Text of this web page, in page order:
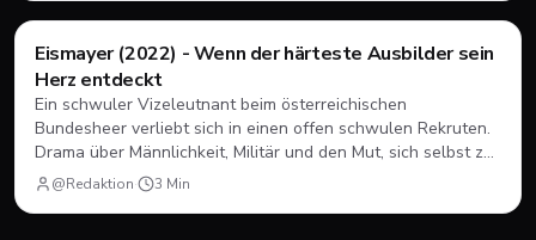
Filme & Serien
Eismayer (2022) - Wenn der härteste Ausbilder sein
Herz entdeckt
Ein schwuler Vizeleutnant beim österreichischen
Bundesheer verliebt sich in einen offen schwulen Rekruten.
Drama über Männlichkeit, Militär und den Mut, sich selbst zu
sein.@Redaktion· 3 Min